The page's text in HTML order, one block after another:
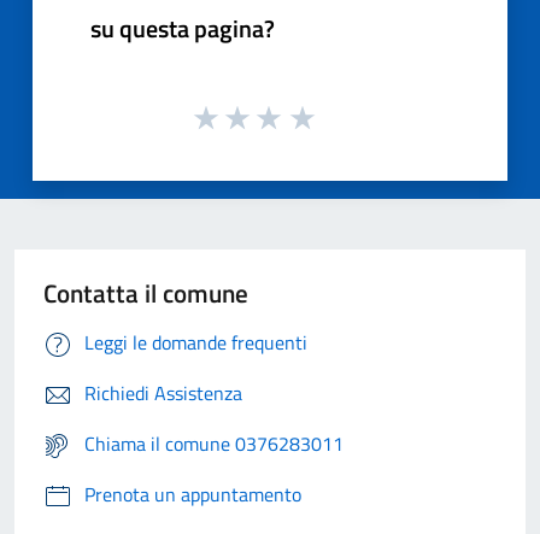
su questa pagina?
Contatta il comune
Leggi le domande frequenti
Richiedi Assistenza
Chiama il comune 0376283011
Prenota un appuntamento